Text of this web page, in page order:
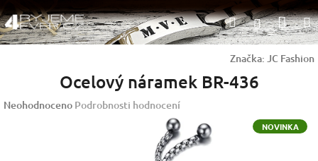
na
obsah
HledatPřihlášení
Značka: JC Fashion
Ocelový náramek BR-436
Průměrné
Neohodnoceno Podrobnosti hodnocení
NOVINKA